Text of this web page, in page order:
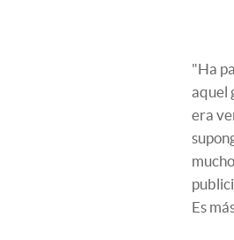
"Ha
aquel
era
Es